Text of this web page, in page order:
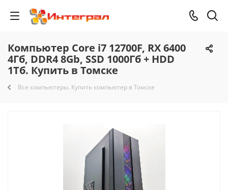
Компьютер Core i7 12700F, RX 6400
4Гб, DDR4 8Gb, SSD 1000Гб + HDD
1Тб. Купить в Томске
Все компьютеры. Купить компьютер в Томске